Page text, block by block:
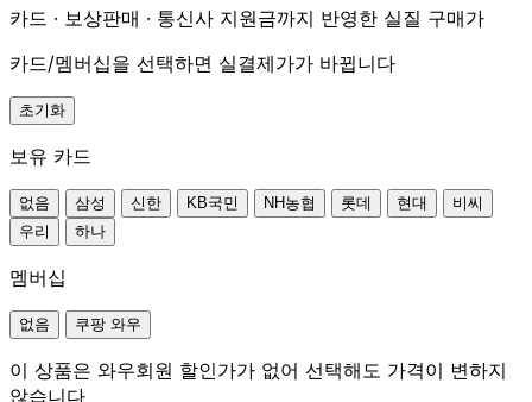
카드 · 보상판매 · 통신사 지원금까지 반영한 실질 구매가
카드/멤버십을 선택하면 실결제가가 바뀝니다
초기화
보유 카드
없음 삼성 신한 KB국민 NH농협 롯데 현대
비씨
우리
하나
멤버십
없음 쿠팡 와우
이 상품은 와우회원 할인가가 없어 선택해도 가격이 변하지
않습니다